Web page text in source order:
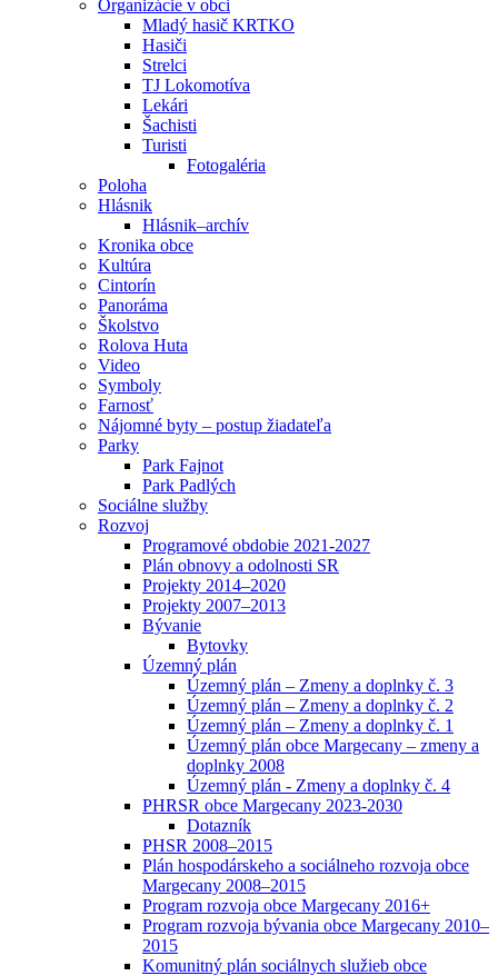
Organizácie v obci
Mladý hasič KRTKO
Hasiči
Strelci
TJ Lokomotíva
Lekári
Šachisti
Turisti
Fotogaléria
Poloha
Hlásnik
Hlásnik–archív
Kronika obce
Kultúra
Cintorín
Panoráma
Školstvo
Rolova Huta
Video
Symboly
Farnosť
Nájomné byty – postup žiadateľa
Parky
Park Fajnot
Park Padlých
Sociálne služby
Rozvoj
Programové obdobie 2021-2027
Plán obnovy a odolnosti SR
Projekty 2014–2020
Projekty 2007–2013
Bývanie
Bytovky
Územný plán
Územný plán – Zmeny a doplnky č. 3
Územný plán – Zmeny a doplnky č. 2
Územný plán – Zmeny a doplnky č. 1
Územný plán obce Margecany – zmeny a
doplnky 2008
Územný plán - Zmeny a doplnky č. 4
PHRSR obce Margecany 2023-2030
Dotazník
PHSR 2008–2015
Plán hospodárskeho a sociálneho rozvoja obce
Margecany 2008–2015
Program rozvoja obce Margecany 2016+
Program rozvoja bývania obce Margecany 2010–
2015
Komunitný plán sociálnych služieb obce